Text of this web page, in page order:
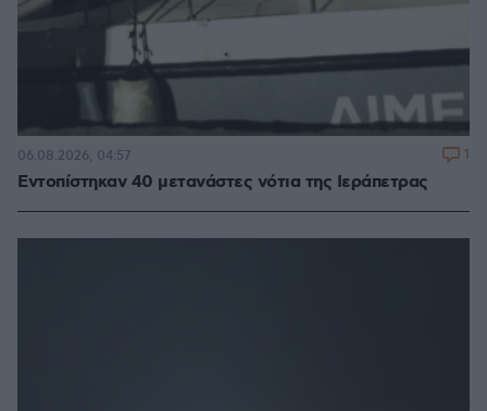
Εντοπίστηκαν 40 μετανάστες νότια της Ιεράπετρας
06.08.2026, 04:57 1